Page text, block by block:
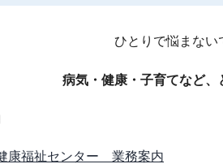
ひとりで悩まない
病気・健康・子育てなど
康福祉センター 業務案内